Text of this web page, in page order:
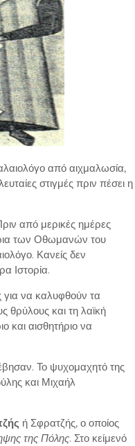
από αιχμαλωσία,
στιγμές πριν πέσει η
από μερικές ημέρες
των Οθωμανών του
Κανείς δεν
Ιστορία.
για να καλυφθούν τα
θρύλους και τη λαϊκή
και αισθητήριο να
Το ψυχομαχητό της
και Μιχαήλ
ή Σφρατζής, ο οποίος
της Πόλης. Στο κείμενό